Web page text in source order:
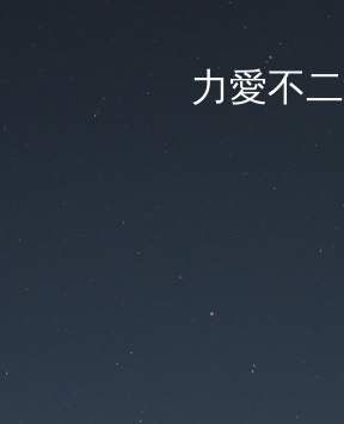
力愛不二